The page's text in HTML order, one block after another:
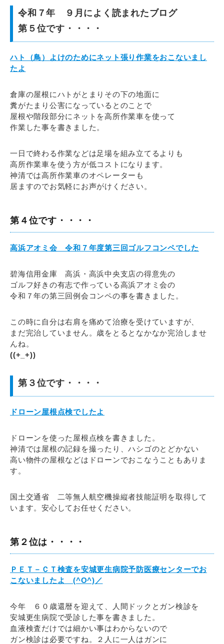
令和７年 ９月によく読まれたブログ
第５位です・・・・
ハト（鳥）よけのためにネット張り作業をおこないまし
たよ
倉庫の屋根にハトがとまりその下の地面に
糞がたまり公害になっているとのことで
屋根や階段部分にネットを高所作業車を使って
作業した事を書きました。
一日で終わる作業などは足場を組み立てるよりも
高所作業車を使う方が低コストになります。
神清では高所作業車のオペレーターも
居ますのでお気軽にお声がけください。
第４位です・・・・
高浜アオミ会 令和７年度第三回ゴルフコンペでした
碧海信用金庫 高浜・高浜中央支店の得意先の
ゴルフ好きの有志で作っている高浜アオミ会の
令和７年の第三回例会コンペの事を書きました。
この時に自分は右肩を痛めて治療を受けていますが、
まだ完治していません。歳をとるとなかなか完治しませ
んね。
((+_+))
第３位です・・・・
ドローン屋根点検でしたよ
ドローンを使った屋根点検を書きました。
神清では屋根の記録を撮ったり、ハシゴのとどかない
高い物件の屋根などはドローンでおこなうこともありま
す。
国土交通省 二等無人航空機操縦者技能証明を取得して
います。安心してお任せください。
第２位は・・・・
ＰＥＴ－ＣＴ検査を安城更生病院予防医療センターでお
こないましたよ (^O^)／
今年 ６０歳還暦を迎えて、人間ドックとガン検診を
安城更生病院で受診した事を書きました。
血液検査だけでは細かい事はわからないので
ガン検診は必要ですね。２人に一人はガンに